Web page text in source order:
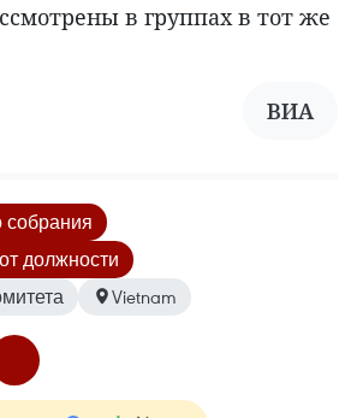
в группах в тот же
ВИА
собрания
должности
Vietnam